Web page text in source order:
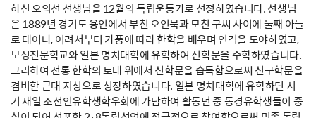
하신 오의선 선생님을 12월의 독립운동가로 선정하였습니다. 선생님
은 1889년 경기도 용인에서 부친 오인묵과 모친 구씨 사이에 둘째 아들
로 태어나, 어려서부터 가풍에 따라 한학을 배우며 인격을 도야하였고,
보성전문학교와 일본 명치대학에 유학하여 신학문을 수학하였습니다.
그리하여 전통 한학의 토대 위에서 신학문을 습득함으로써 신구학문을
겸비한 근대 지성으로 성장하였습니다. 일본 명치대학에 유학하던 시
기 재일 조선인유학생학우회에 가담하여 활동던 중 동경유학생들이 중